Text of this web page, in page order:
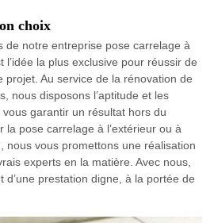
choix
de notre entreprise pose carrelage à
l’idée la plus exclusive pour réussir de
projet. Au service de la rénovation de
nous disposons l’aptitude et les
garantir un résultat hors du
la pose carrelage à l’extérieur ou à
nous vous promettons une réalisation
experts en la matière. Avec nous,
d’une prestation digne, à la portée de